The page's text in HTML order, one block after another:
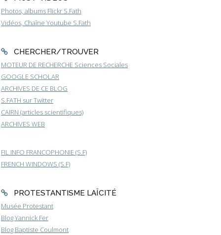
Photos, albums Flickr S.Fath
Vidéos, Chaîne Youtube S.Fath
CHERCHER/TROUVER
MOTEUR DE RECHERCHE Sciences Sociales
GOOGLE SCHOLAR
ARCHIVES DE CE BLOG
S.FATH sur Twitter
CAIRN (articles scientifiques)
ARCHIVES WEB
FIL INFO FRANCOPHONIE (S.F)
FRENCH WINDOWS (S.F)
PROTESTANTISME LAÏCITÉ
Musée Protestant
Blog Yannick Fer
Blog Baptiste Coulmont